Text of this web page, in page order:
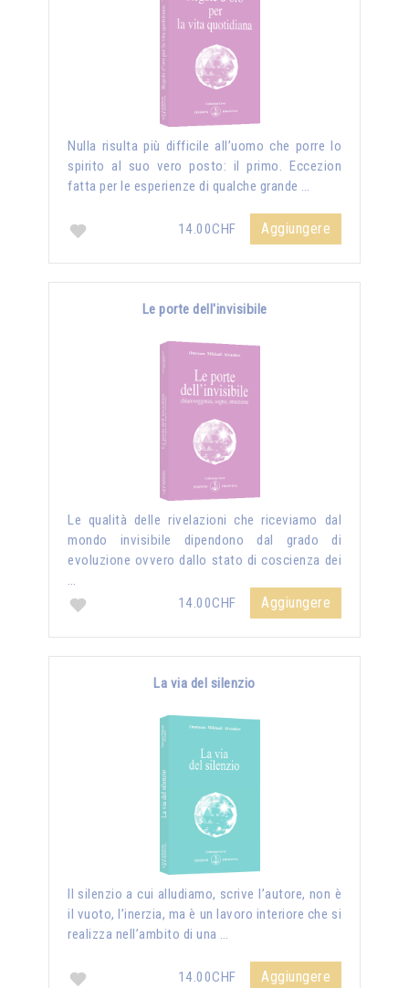
Nulla risulta più difficile all’uomo che porre lo
spirito al suo vero posto: il primo. Eccezion
fatta per le esperienze di qualche grande …
14.00CHF Aggiungere
Le porte dell'invisibile
Le qualità delle rivelazioni che riceviamo dal
mondo invisibile dipendono dal grado di
evoluzione ovvero dallo stato di coscienza dei
…
14.00CHF
Aggiungere
La via del silenzio
II silenzio a cui alludiamo, scrive l’autore, non è
il vuoto, l’inerzia, ma è un lavoro interiore che si
realizza nell’ambito di una …
14.00CHF Aggiungere